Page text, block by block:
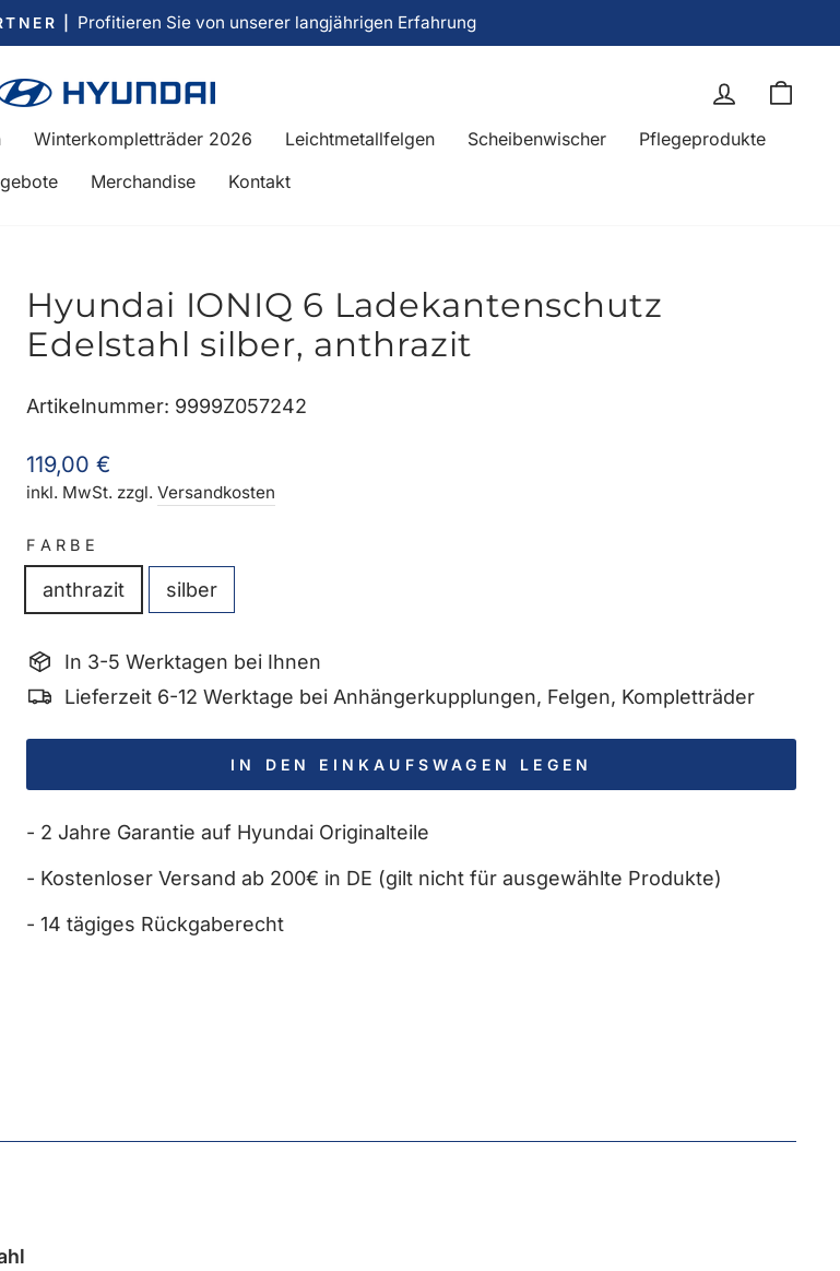
Pause
Diashow
| Profitieren Sie von unserer langjährigen Erfahrung
Einloggen
Winterkompletträder 2026 Leichtmetallfelgen Scheibenwischer
Pflegeprodukte
Merchandise Kontakt
Hyundai IONIQ 6 Ladekantenschutz
Edelstahl silber, anthrazit
Artikelnummer: 9999Z057242
Normaler
Preis
119,00 €
inkl. MwSt. zzgl.Versandkosten
FARBE
anthrazit silber
In 3-5 Werktagen bei Ihnen
Lieferzeit 6-12 Werktage bei Anhängerkupplungen, Felgen, Kompletträder
IN DEN EINKAUFSWAGEN LEGEN
- 2 Jahre Garantie auf Hyundai Originalteile
- Kostenloser Versand ab 200€ in DE (gilt nicht für ausgewählte Produkte)
- 14 tägiges Rückgaberecht